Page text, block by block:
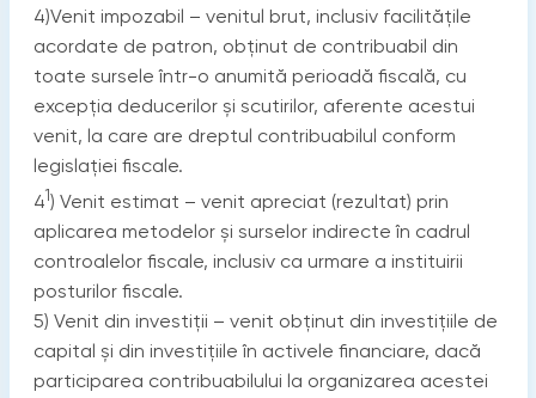
4)Venit impozabil – venitul brut, inclusiv facilităţile
acordate de patron, obţinut de contribuabil din
toate sursele într-o anumită perioadă fiscală, cu
excepţia deducerilor şi scutirilor, aferente acestui
venit, la care are dreptul contribuabilul conform
legislaţiei fiscale.
41) Venit estimat – venit apreciat (rezultat) prin
aplicarea metodelor şi surselor indirecte în cadrul
controalelor fiscale, inclusiv ca urmare a instituirii
posturilor fiscale.
5) Venit din investiţii – venit obţinut din investiţiile de
capital şi din investiţiile în activele financiare, dacă
participarea contribuabilului la organizarea acestei